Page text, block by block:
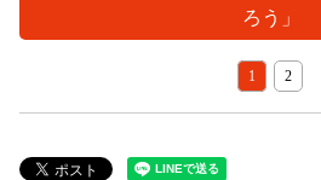
ろう」
1 2